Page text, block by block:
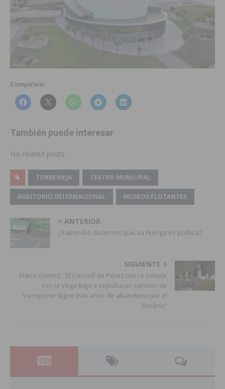
Compártelo:
También puede interesar
No related posts.
TORREVIEJA TEATRO MUNICIPAL
AUDITORIO INTERNACIONAL MUSEOS FLOTANTES
ANTERIOR
¿Saben los docentes que su huelga es política?
SIGUIENTE
María Gómez: “El Consell de Pérez Llorca cumple
con la Vega Baja e impulsa un servicio de
transporte digno tras años de abandono por el
Botànic”